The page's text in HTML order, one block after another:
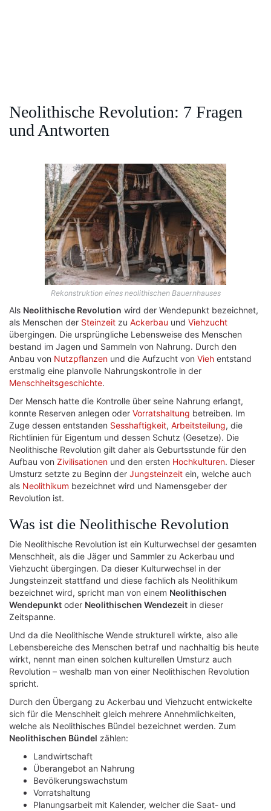
Neolithische Revolution: 7 Fragen
und Antworten
Rekonstruktion eines neolithischen Bauernhauses
Als Neolithische Revolution wird der Wendepunkt bezeichnet,
als Menschen der Steinzeit zu Ackerbau und Viehzucht
übergingen. Die ursprüngliche Lebensweise des Menschen
bestand im Jagen und Sammeln von Nahrung. Durch den
Anbau von Nutzpflanzen und die Aufzucht von Vieh entstand
erstmalig eine planvolle Nahrungskontrolle in der
Menschheitsgeschichte.
Der Mensch hatte die Kontrolle über seine Nahrung erlangt,
konnte Reserven anlegen oder Vorratshaltung betreiben. Im
Zuge dessen entstanden Sesshaftigkeit, Arbeitsteilung, die
Richtlinien für Eigentum und dessen Schutz (Gesetze). Die
Neolithische Revolution gilt daher als Geburtsstunde für den
Aufbau von Zivilisationen und den ersten Hochkulturen. Dieser
Umsturz setzte zu Beginn der Jungsteinzeit ein, welche auch
als Neolithikum bezeichnet wird und Namensgeber der
Revolution ist.
Was ist die Neolithische Revolution
Die Neolithische Revolution ist ein Kulturwechsel der gesamten
Menschheit, als die Jäger und Sammler zu Ackerbau und
Viehzucht übergingen. Da dieser Kulturwechsel in der
Jungsteinzeit stattfand und diese fachlich als Neolithikum
bezeichnet wird, spricht man von einem Neolithischen
Wendepunkt oder Neolithischen Wendezeit in dieser
Zeitspanne.
Und da die Neolithische Wende strukturell wirkte, also alle
Lebensbereiche des Menschen betraf und nachhaltig bis heute
wirkt, nennt man einen solchen kulturellen Umsturz auch
Revolution – weshalb man von einer Neolithischen Revolution
spricht.
Durch den Übergang zu Ackerbau und Viehzucht entwickelte
sich für die Menschheit gleich mehrere Annehmlichkeiten,
welche als Neolithisches Bündel bezeichnet werden. Zum
Neolithischen Bündel zählen:
Landwirtschaft
Überangebot an Nahrung
Bevölkerungswachstum
Vorratshaltung
Planungsarbeit mit Kalender, welcher die Saat- und